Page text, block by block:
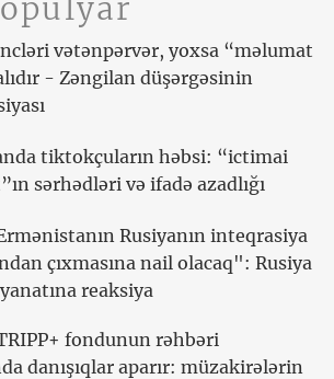
vətənpərvər, yoxsa “məlumat
- Zəngilan düşərgəsinin
tiktokçuların həbsi: “ictimai
sərhədləri və ifadə azadlığı
Rusiyanın inteqrasiya
çıxmasına nail olacaq": Rusiya
reaksiya
fondunun rəhbəri
danışıqlar aparır: müzakirələrin